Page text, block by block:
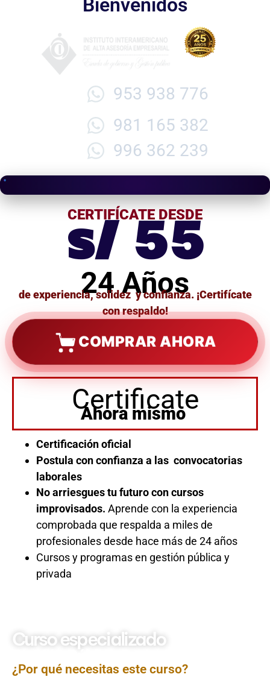
Bienvenidos
953 938 776
981 165 382
996 362 239
CERTIFÍCATE DESDE
s/ 55
24 Años
de experiencia, solidez y confianza. ¡Certifícate
con respaldo!
COMPRAR AHORA
Certificate
Ahora mismo
Certificación oficial
Postula con confianza a las convocatorias
laborales
No arriesgues tu futuro con cursos
improvisados. Aprende con la experiencia
comprobada que respalda a miles de
profesionales desde hace más de 24 años
Cursos y programas en gestión pública y
privada
Curso especializado
¿Por qué necesitas este curso?